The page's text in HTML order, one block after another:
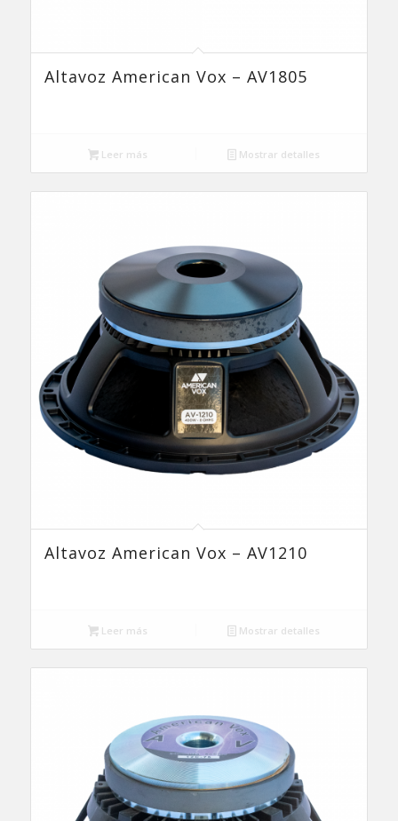
Altavoz American Vox – AV1805
Leer más Mostrar detalles
Altavoz American Vox – AV1210
Leer más Mostrar detalles